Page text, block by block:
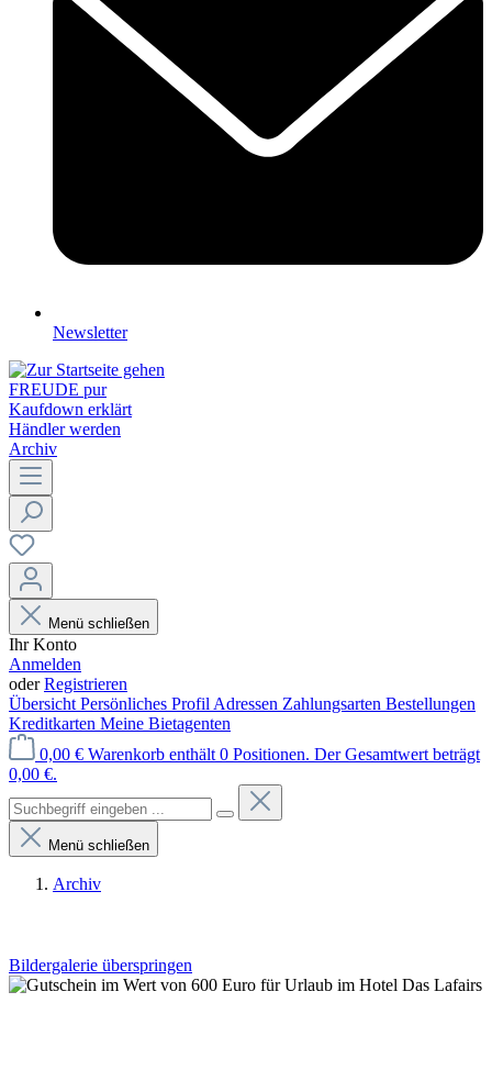
Newsletter
FREUDE pur
Kaufdown erklärt
Händler werden
Archiv
Menü schließen
Ihr Konto
Anmelden
oderRegistrieren
Übersicht Persönliches Profil Adressen Zahlungsarten Bestellungen
Kreditkarten Meine Bietagenten
0,00 € Warenkorb enthält 0 Positionen. Der Gesamtwert beträgt
0,00 €.
Menü schließen
Archiv
Bildergalerie überspringen